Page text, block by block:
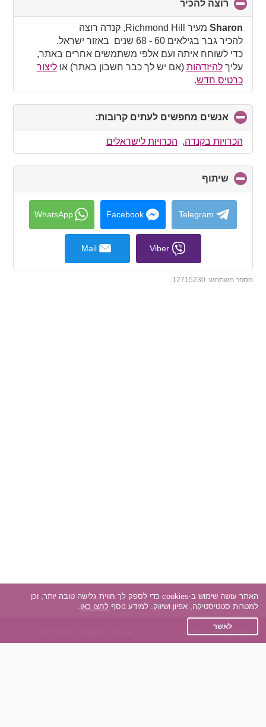
רוצה להכיר
to
collapse
contents
Sharon
מעיר Richmond Hill, קנדה רוצה
להכיר גבר בגילאים 60 - 68 שנים באזור ישראל.
כדי לשוחח איתה ועם אלפי משתמשים אחרים באתר,
עליךלהיזדהות (אם יש לך כבר חשבון באתר) אוליצור
כרטיס חדש.
אנשים מחפשים לעתים קרובות:
to
contents
הכרויות בקנדה, הכרויות לישראלים
שיתוף
to
collapse
contents
Telegram
Facebook
WhatsApp
Viber
Mail
מספר משתמש: 12715230
אפליקציית הכרויות
האתר עושה שימוש ב-cookies כדי לספק לך חווית גלישה טובה יותר, וכן
למטרות סטטיסטיקה, אפיון ושיווק. למידע נוסף לחצו כאן.
לאשר